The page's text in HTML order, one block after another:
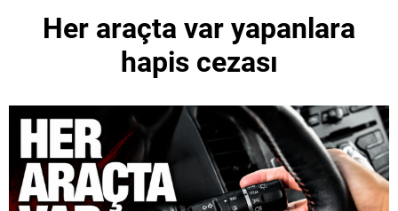
Her araçta var yapanlara
hapis cezası